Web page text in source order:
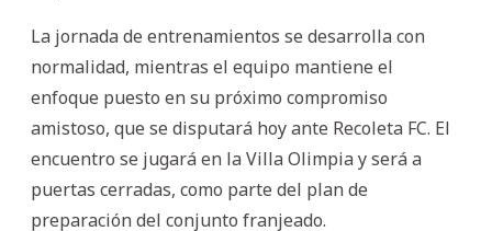
La jornada de entrenamientos se desarrolla con
normalidad, mientras el equipo mantiene el
enfoque puesto en su próximo compromiso
amistoso, que se disputará hoy ante Recoleta FC. El
encuentro se jugará en la Villa Olimpia y será a
puertas cerradas, como parte del plan de
preparación del conjunto franjeado.